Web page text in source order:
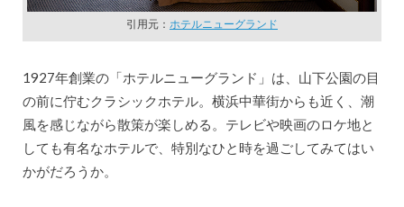
引用元： ホテルニューグランド
1927年創業の「ホテルニューグランド」は、山下公園の目
の前に佇むクラシックホテル。横浜中華街からも近く、潮
風を感じながら散策が楽しめる。テレビや映画のロケ地と
しても有名なホテルで、特別なひと時を過ごしてみてはい
かがだろうか。